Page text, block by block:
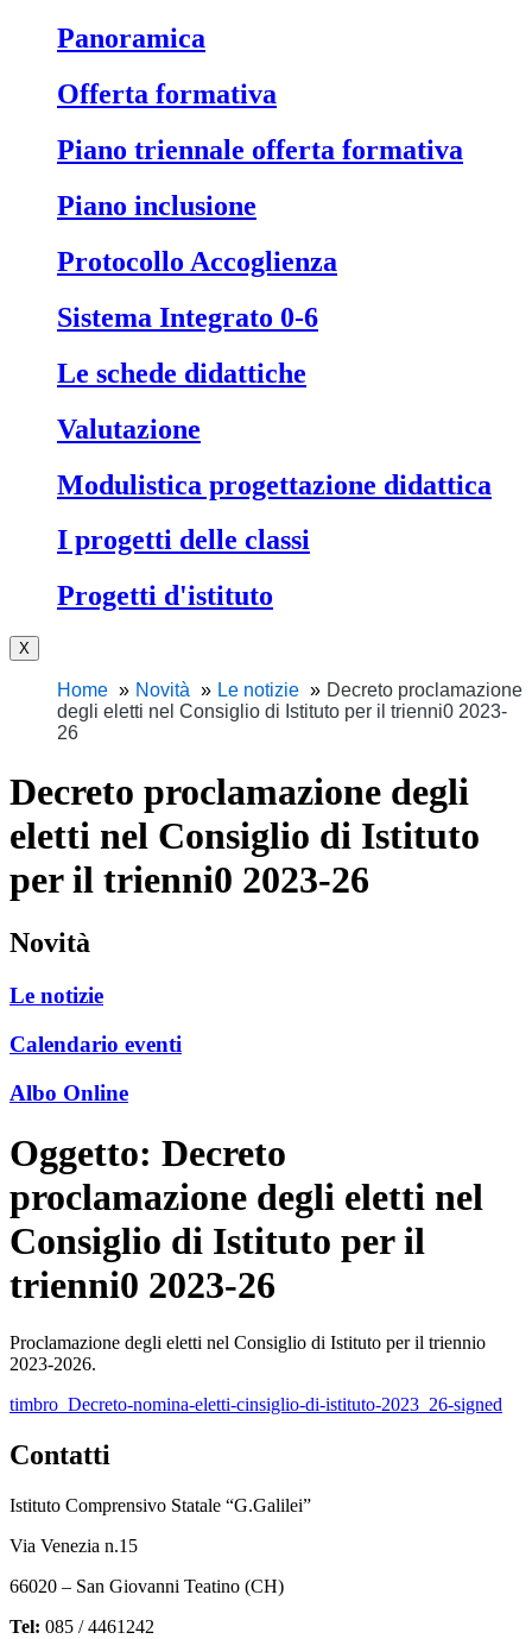
Panoramica
Offerta formativa
Piano triennale offerta formativa
Piano inclusione
Protocollo Accoglienza
Sistema Integrato 0-6
Le schede didattiche
Valutazione
Modulistica progettazione didattica
I progetti delle classi
Progetti d'istituto
X
Home Novità Le notizie
Decreto proclamazione
degli eletti nel Consiglio di Istituto per il trienni0 2023-
26
Decreto proclamazione degli
eletti nel Consiglio di Istituto
per il trienni0 2023-26
Novità
Le notizie
Calendario eventi
Albo Online
Oggetto: Decreto
proclamazione degli eletti nel
Consiglio di Istituto per il
trienni0 2023-26
Proclamazione degli eletti nel Consiglio di Istituto per il triennio
2023-2026.
timbro_Decreto-nomina-eletti-cinsiglio-di-istituto-2023_26-signed
Contatti
Istituto Comprensivo Statale “G.Galilei”
Via Venezia n.15
66020 – San Giovanni Teatino (CH)
Tel: 085 / 4461242